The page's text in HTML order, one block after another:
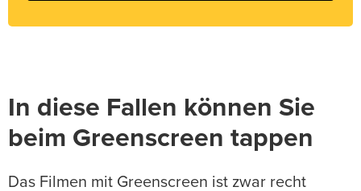
In diese Fallen können Sie
beim Greenscreen tappen
Das Filmen mit Greenscreen ist zwar recht